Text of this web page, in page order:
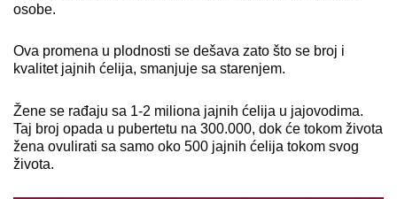
osobe.
Ova promena u plodnosti se dešava zato što se broj i
kvalitet jajnih ćelija, smanjuje sa starenjem.
Žene se rađaju sa 1-2 miliona jajnih ćelija u jajovodima.
Taj broj opada u pubertetu na 300.000, dok će tokom života
žena ovulirati sa samo oko 500 jajnih ćelija tokom svog
života.